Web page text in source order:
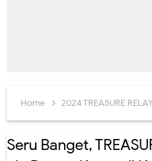
Home 2024 TREASURE
Seru Banget,